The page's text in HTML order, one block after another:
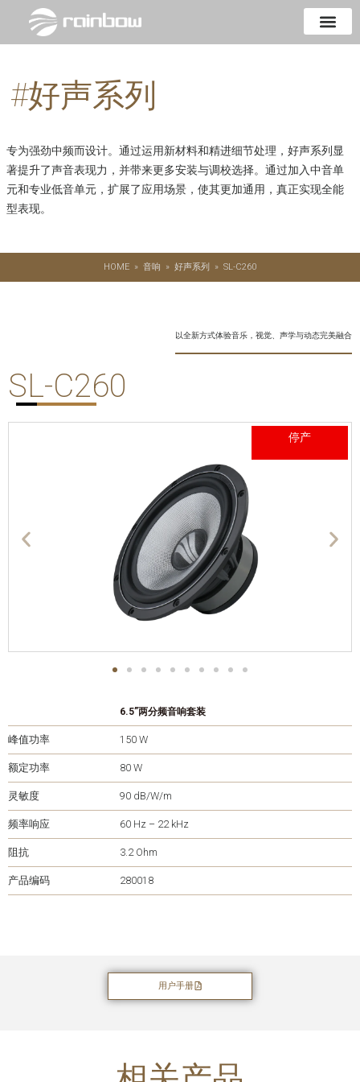
#好声系列
专为强劲中频而设计。通过运用新材料和精进细节处理，好声系列显
著提升了声音表现力，并带来更多安装与调校选择。通过加入中音单
元和专业低音单元，扩展了应用场景，使其更加通用，真正实现全能
型表现。
HOME » 音响 » 好声系列 » SL-C260
SL-C260
以全新方式体验音乐，视觉、声学与动态完美融合
停产
6.5”两分频音响套装
峰值功率 150 W
额定功率 80 W
灵敏度 90 dB/W/m
频率响应 60 Hz – 22 kHz
阻抗 3.2 Ohm
产品编码 280018
用户手册